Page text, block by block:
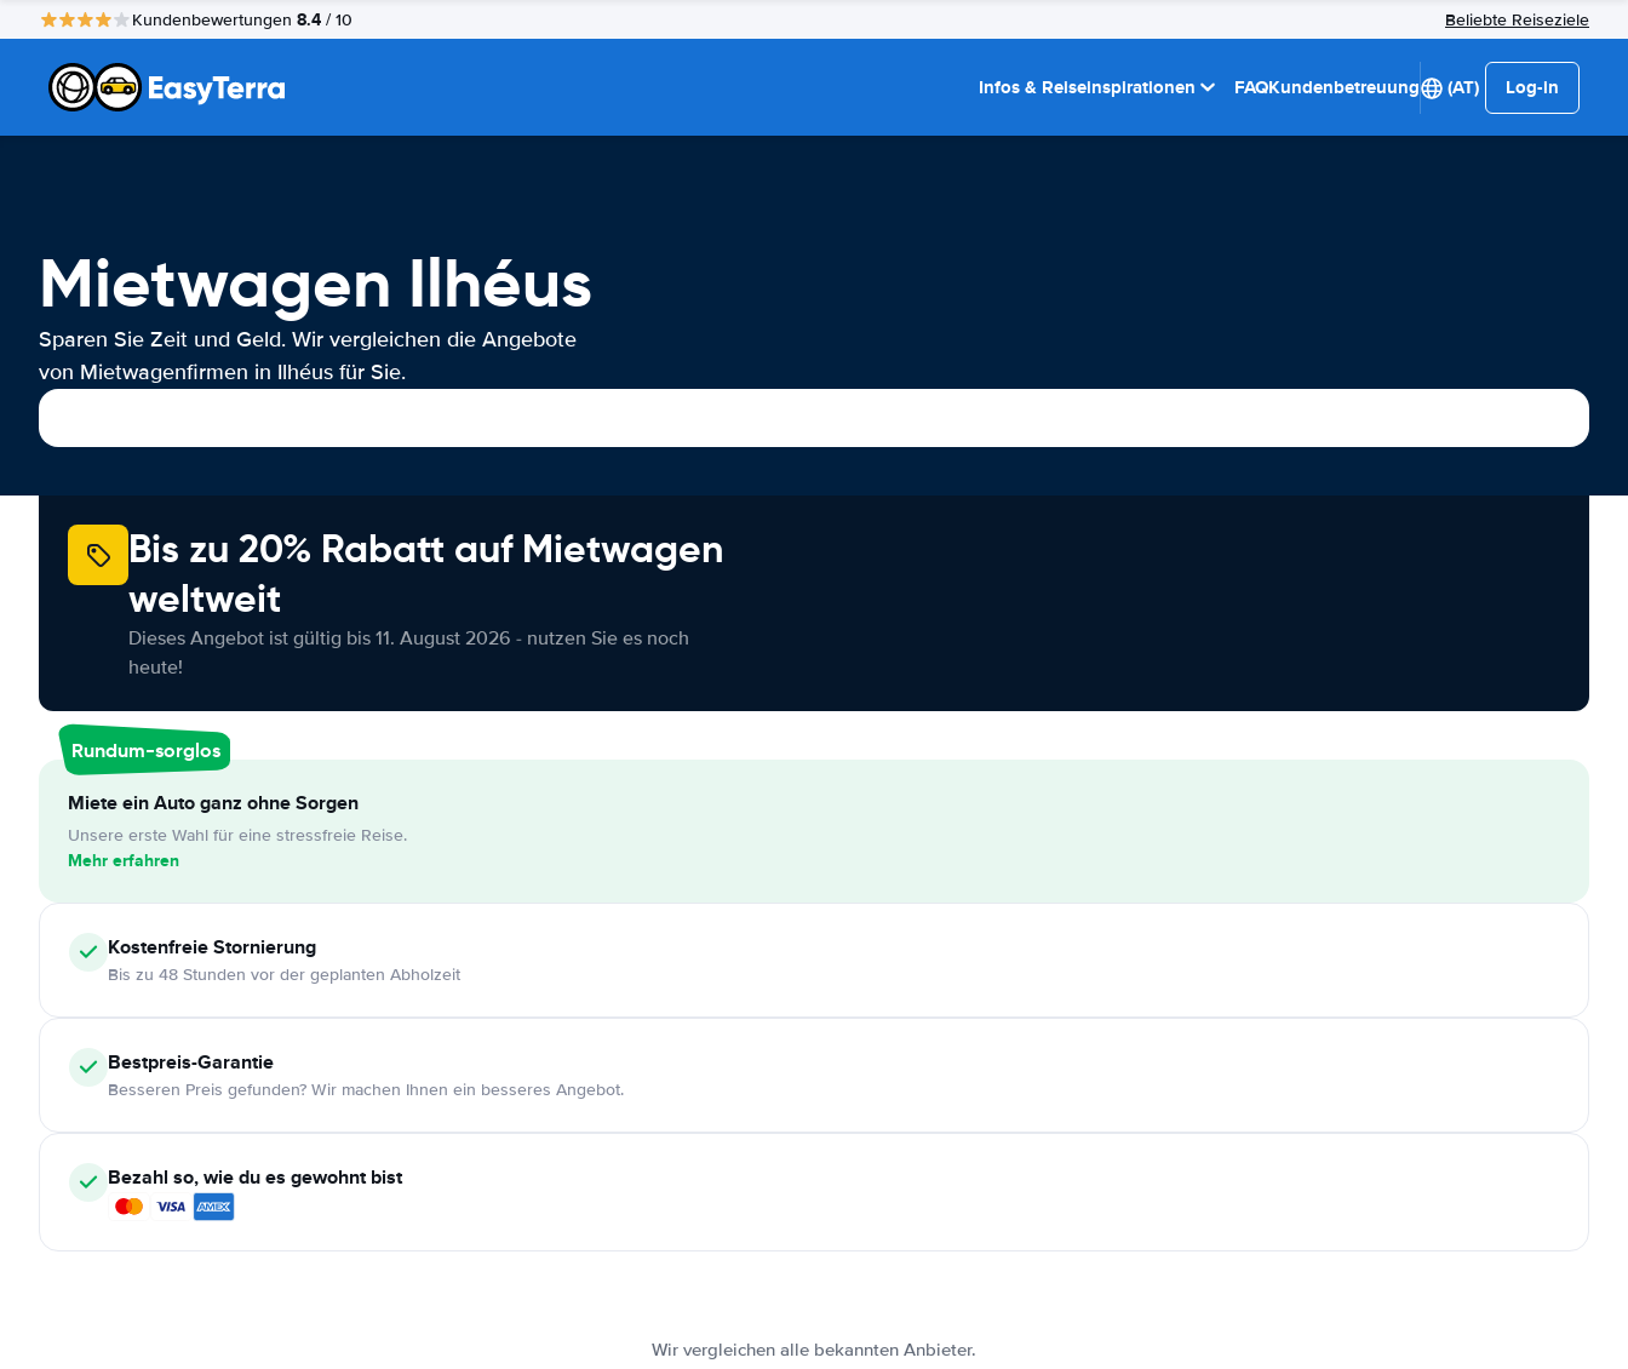
Kundenbewertungen 8.4 / 10 Beliebte Reiseziele
Infos & Reiseinspirationen FAQKundenbetreuung (AT) Log-in
Mietwagen Ilhéus
Sparen Sie Zeit und Geld. Wir vergleichen die Angebote
von Mietwagenfirmen in Ilhéus für Sie.
Bis zu 20% Rabatt auf Mietwagen
weltweit
Dieses Angebot ist gültig bis 11. August 2026 - nutzen Sie es noch
heute!
Rundum-sorglos
Miete ein Auto ganz ohne Sorgen
Unsere erste Wahl für eine stressfreie Reise.
Mehr erfahren
KostenfreieStornierung
Bis zu 48 Stunden vor der geplanten Abholzeit
Bestpreis-Garantie
Besseren Preis gefunden? Wir machen Ihnen ein besseres Angebot.
Bezahl so, wie du es gewohnt bist
Wir vergleichen alle bekannten Anbieter.